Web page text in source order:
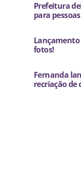
Prefeitura
para
fotos!
Fernanda
recriação de